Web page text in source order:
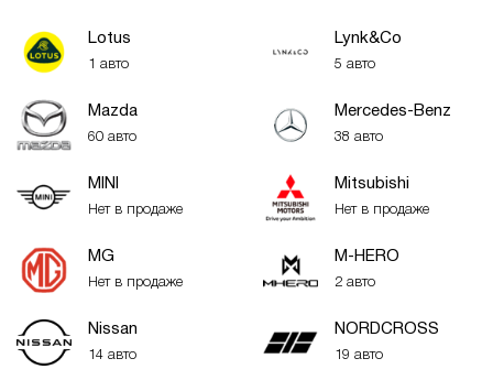
Lotus
1 авто
Lynk&Co
5 авто
Mazda
60 авто
Mercedes-Benz
38 авто
MINI
Нет в продаже
Mitsubishi
Нет в продаже
MG
Нет в продаже
M-HERO
2 авто
Nissan
14 авто
NORDCROSS
19 авто